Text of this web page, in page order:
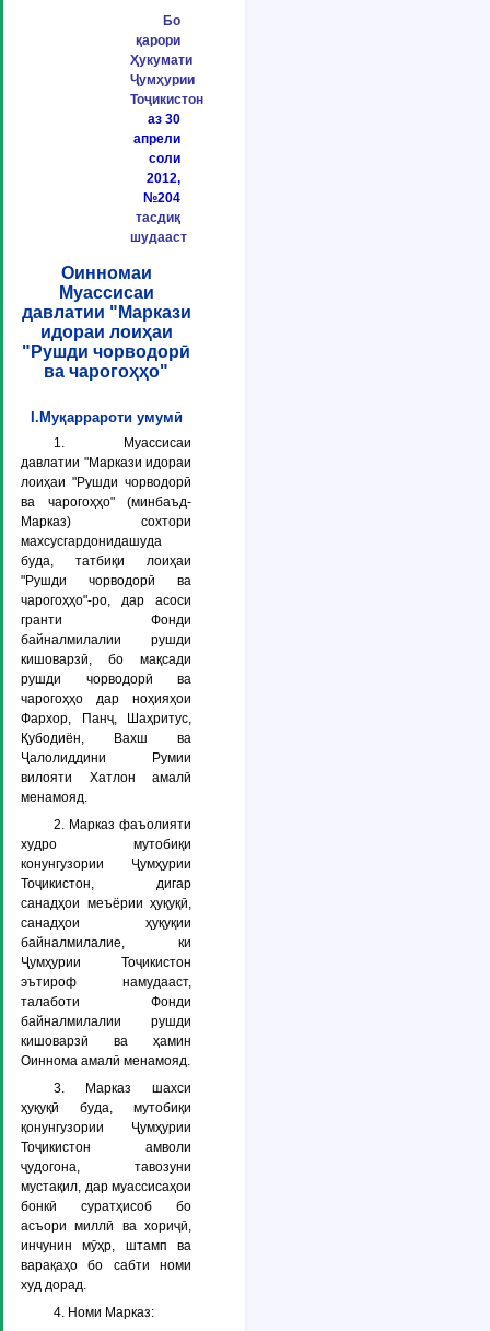
Бо
қарори
Ҳукумати
Ҷумҳурии
Тоҷикистон
аз 30
апрели
соли
2012,
№204
тасдиқ
шудааст
Оинномаи
Муассисаи
давлатии "Маркази
идораи лоиҳаи
"Рушди чорводорӣ
ва чарогоҳҳо"
I.Муқаррароти умумӣ
1. Муассисаи
давлатии "Маркази идораи
лоиҳаи "Рушди чорводорӣ
ва чарогоҳҳо" (минбаъд-
Марказ) сохтори
махсусгардонидашуда
буда, татбиқи лоиҳаи
"Рушди чорводорӣ ва
чарогоҳҳо"-ро, дар асоси
гранти Фонди
байналмилалии рушди
кишоварзӣ, бо мақсади
рушди чорводорӣ ва
чарогоҳҳо дар ноҳияҳои
Фархор, Панҷ, Шаҳритус,
Қубодиён, Вахш ва
Ҷалолиддини Румии
вилояти Хатлон амалӣ
менамояд.
2. Марказ фаъолияти
худро мутобиқи
конунгузории Ҷумҳурии
Тоҷикистон, дигар
санадҳои меъёрии ҳуқуқӣ,
санадҳои ҳуқуқии
байналмилалие, ки
Ҷумҳурии Тоҷикистон
эътироф намудааст,
талаботи Фонди
байналмилалии рушди
кишоварзӣ ва ҳамин
Оиннома амалӣ менамояд.
3. Марказ шахси
ҳуқуқӣ буда, мутобиқи
қонунгузории Ҷумҳурии
Тоҷикистон амволи
ҷудогона, тавозуни
мустақил, дар муассисаҳои
бонкӣ суратҳисоб бо
асъори миллӣ ва хориҷӣ,
инчунин мӯҳр, штамп ва
варақаҳо бо сабти номи
худ дорад.
4. Номи Марказ: